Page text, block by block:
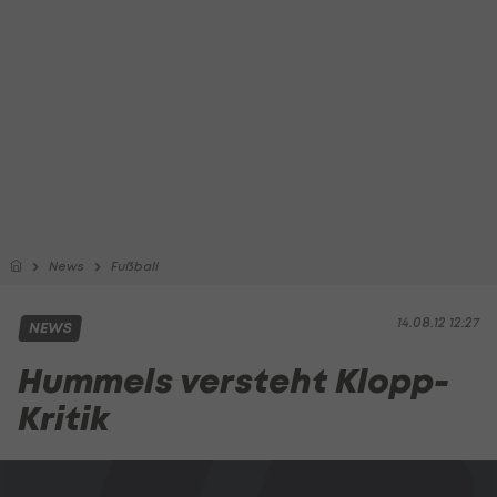
News Fußball
14.08.12 12:27
NEWS
Hummels versteht Klopp-
Kritik